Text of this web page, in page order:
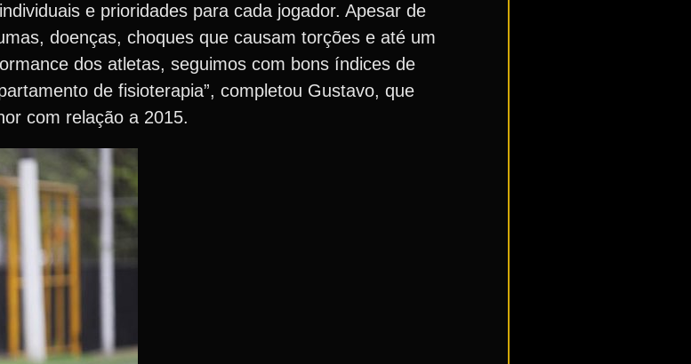
e prioridades para cada jogador. Apesar de
doenças, choques que causam torções e até um
dos atletas, seguimos com bons índices de
de fisioterapia”, completou Gustavo, que
com relação a 2015.